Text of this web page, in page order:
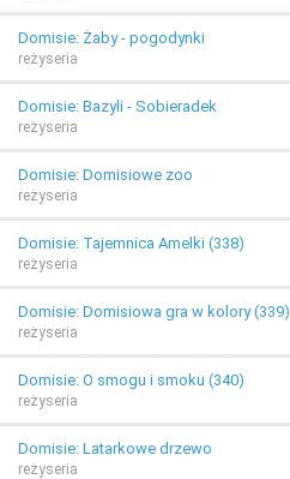
Domisie: Żaby - pogodynki
reżyseria
Domisie: Bazyli - Sobieradek
reżyseria
Domisie: Domisiowe zoo
reżyseria
Domisie: Tajemnica Amelki (338)
reżyseria
Domisie: Domisiowa gra w kolory (339)
reżyseria
Domisie: O smogu i smoku (340)
reżyseria
Domisie: Latarkowe drzewo
reżyseria